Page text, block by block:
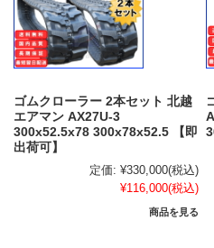
ゴムクローラー 2本セット 北越
エアマン AX27U-3
300x52.5x78 300x78x52.5 【即
出荷可】
定価: ¥330,000(税込)
¥116,000(税込)
商品を見る